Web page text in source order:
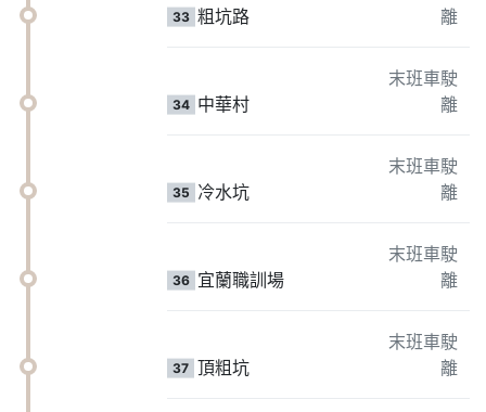
33 粗坑路
離
34 中華村
末班車駛
離
35 冷水坑
末班車駛
離
36 宜蘭職訓場
末班車駛
離
37 頂粗坑
末班車駛
離